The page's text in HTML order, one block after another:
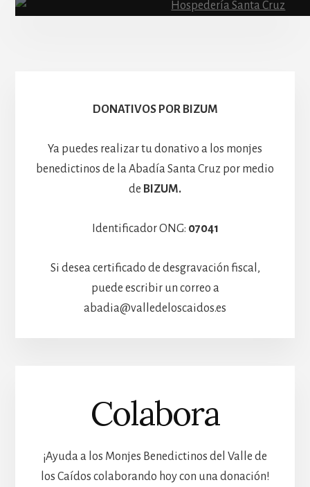
Hospedería
DONATIVOS POR BIZUM
Ya puedes realizar tu donativo a los monjes
benedictinos de la Abadía Santa Cruz por medio
de BIZUM.
Identificador ONG: 07041
Si desea certificado de desgravación fiscal,
puede escribir un correo a
abadia@valledeloscaidos.es
Colabora
¡Ayuda a los Monjes Benedictinos del Valle de
los Caídos colaborando hoy con una donación!